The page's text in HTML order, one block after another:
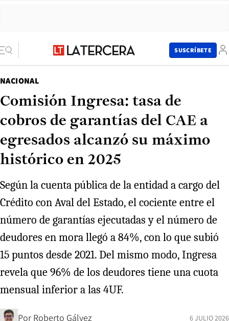
SUSCRÍBETE
NACIONAL
Comisión Ingresa: tasa de
cobros de garantías del CAE a
egresados alcanzó su máximo
histórico en 2025
Según la cuenta pública de la entidad a cargo del
Crédito con Aval del Estado, el cociente entre el
número de garantías ejecutadas y el número de
deudores en mora llegó a 84%, con lo que subió
15 puntos desde 2021. Del mismo modo, Ingresa
revela que 96% de los deudores tiene una cuota
mensual inferior a las 4UF.
Por Roberto Gálvez 6 JULIO 2026